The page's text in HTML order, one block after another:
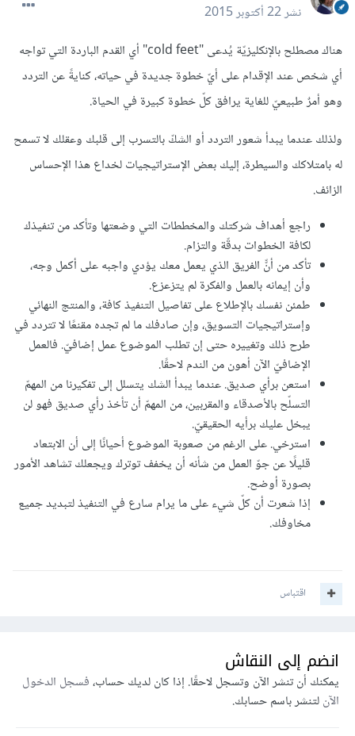
نشر22 أكتوبر 2015
هناك مصطلح بالإنكليزيّة يُدعى "cold feet" أي القدم الباردة التي تواجه
أي شخص عند الإقدام على أيّ خطوة جديدة في حياته، كنايةً عن التردد
وهو أمرٌ طبيعيّ للغاية يرافق كلّ خطوة كبيرة في الحياة.
ولذلك عندما يبدأ شعور التردد أو الشكّ بالتسرب إلى قلبك وعقلك لا تسمح
له بامتلاكك والسيطرة، إليك بعض الإستراتيجيات لخداع هذا الإحساس
الزائف.
راجع أهداف شركتك والمخططات التي وضعتها وتأكد من تنفيذك
لكافة الخطوات بدقّة والتزام.
تأكد من أنّّ الفريق الذي يعمل معك يؤدي واجبه على أكمل وجه،
وأن إيمانه بالعمل والفكرة لم يتزعزع.
طمئن نفسك بالإطلاع على تفاصيل التنفيذ كافة، والمنتج النهائي
وإستراتيجيات التسويق، وإن صادفك ما لم تجده مقنعًا لا تتردد في
طرح ذلك وتغييره حتى إن تطلب الموضوع عمل إضافيّ. فالعمل
الإضافيّ الآن أهون من الندم لاحقًا.
استعن برأي صديق. عندما يبدأ الشك يتسلل إلى تفكيرنا من المهمّ
التسلّح بالأصدقاء والمقربين، من المهمّ أن تأخذ رأي صديق فهو لن
يبخل عليك برأيه الحقيقيّ.
استرخي. على الرغم من صعوبة الموضوع أحيانًا إلى أن الابتعاد
قليلًا عن جوّ العمل من شأنه أن يخفف توترك ويجعلك تشاهد الأمور
بصورة أوضح.
إذا شعرت أن كلّ شيء على ما يرام سارع في التنفيذ لتبديد جميع
مخاوفك.
اقتباس
انضم إلى النقاش
يمكنك أن تنشر الآن وتسجل لاحقًا. إذا كان لديك حساب،فسجل الدخول
الآنلتنشر باسم حسابك.